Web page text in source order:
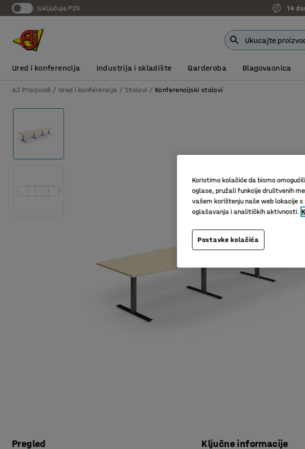
Isključuje PDV 14
Ured i konferencija Industrija i skladište Garderoba Blagovaonica
AJ Proizvodi Ured i konferencija Stolovi Konferencijski stolovi
Pregled Ključne informacije
Koristimo kolačiće da bismo
oglase, pružali funkcije društvenih
vašem korištenju naše web lokacije
oglašavanja i analitičkih aktivnosti.
Postavke kolačića